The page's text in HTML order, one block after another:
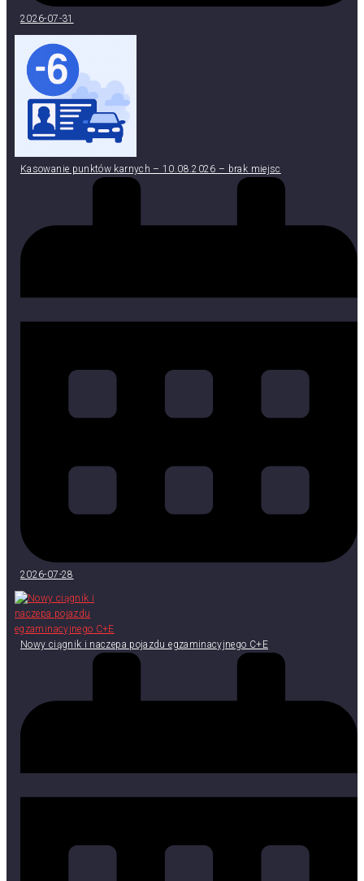
2026-07-31
Kasowanie punktów karnych – 10.08.2026 – brak miejsc
2026-07-28
Nowy ciągnik i naczepa pojazdu egzaminacyjnego C+E